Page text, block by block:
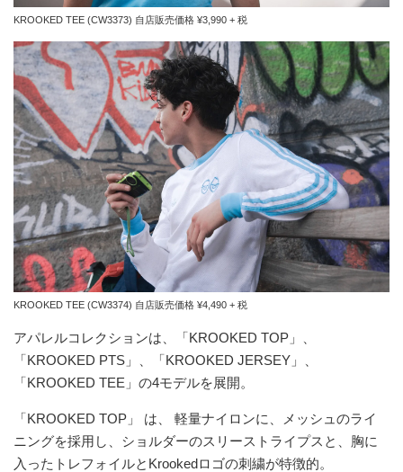
KROOKED TEE (CW3373) 自店販売価格 ¥3,990 + 税
KROOKED TEE (CW3374) 自店販売価格 ¥4,490 + 税
アパレルコレクションは、「KROOKED TOP」、
「KROOKED PTS」、「KROOKED JERSEY」、
「KROOKED TEE」の4モデルを展開。
「KROOKED TOP」 は、 軽量ナイロンに、メッシュのライ
ニングを採用し、ショルダーのスリーストライプスと、胸に
入ったトレフォイルとKrookedロゴの刺繍が特徴的。